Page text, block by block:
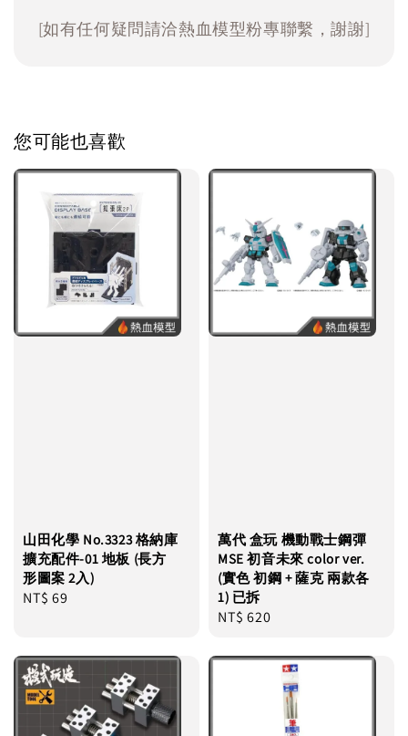
[如有任何疑問請洽熱血模型粉專聯繫，謝謝]
您可能也喜歡
山田化學 No.3323 格納庫
擴充配件-01 地板 (長方
形圖案 2入)
Regular
NT$ 69
萬代 盒玩 機動戰士鋼彈
MSE 初音未來 color ver.
(實色 初鋼 + 薩克 兩款各
1) 已拆
Regular
NT$ 620